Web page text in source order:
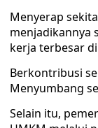
Menyerap
menjadikannya
kerja terbesar
Berkontribusi
Menyumbang
Selain itu,